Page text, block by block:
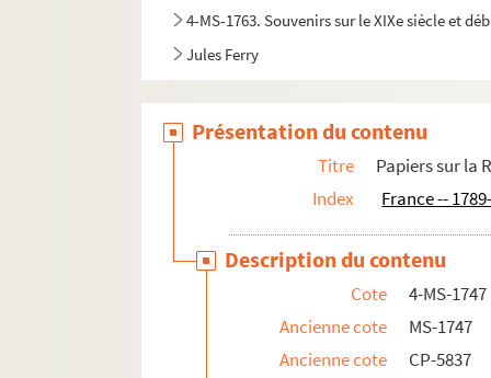
4-MS-1763. Souvenirs sur le XIXe siècle et
Jules Ferry
Biographies d'hommes politiques
Présentation du contenu
Titre
Papiers sur la
Index
France --
Description du contenu
Cote
4-MS-1747
Ancienne cote
MS-1747
Ancienne cote
CP-5837